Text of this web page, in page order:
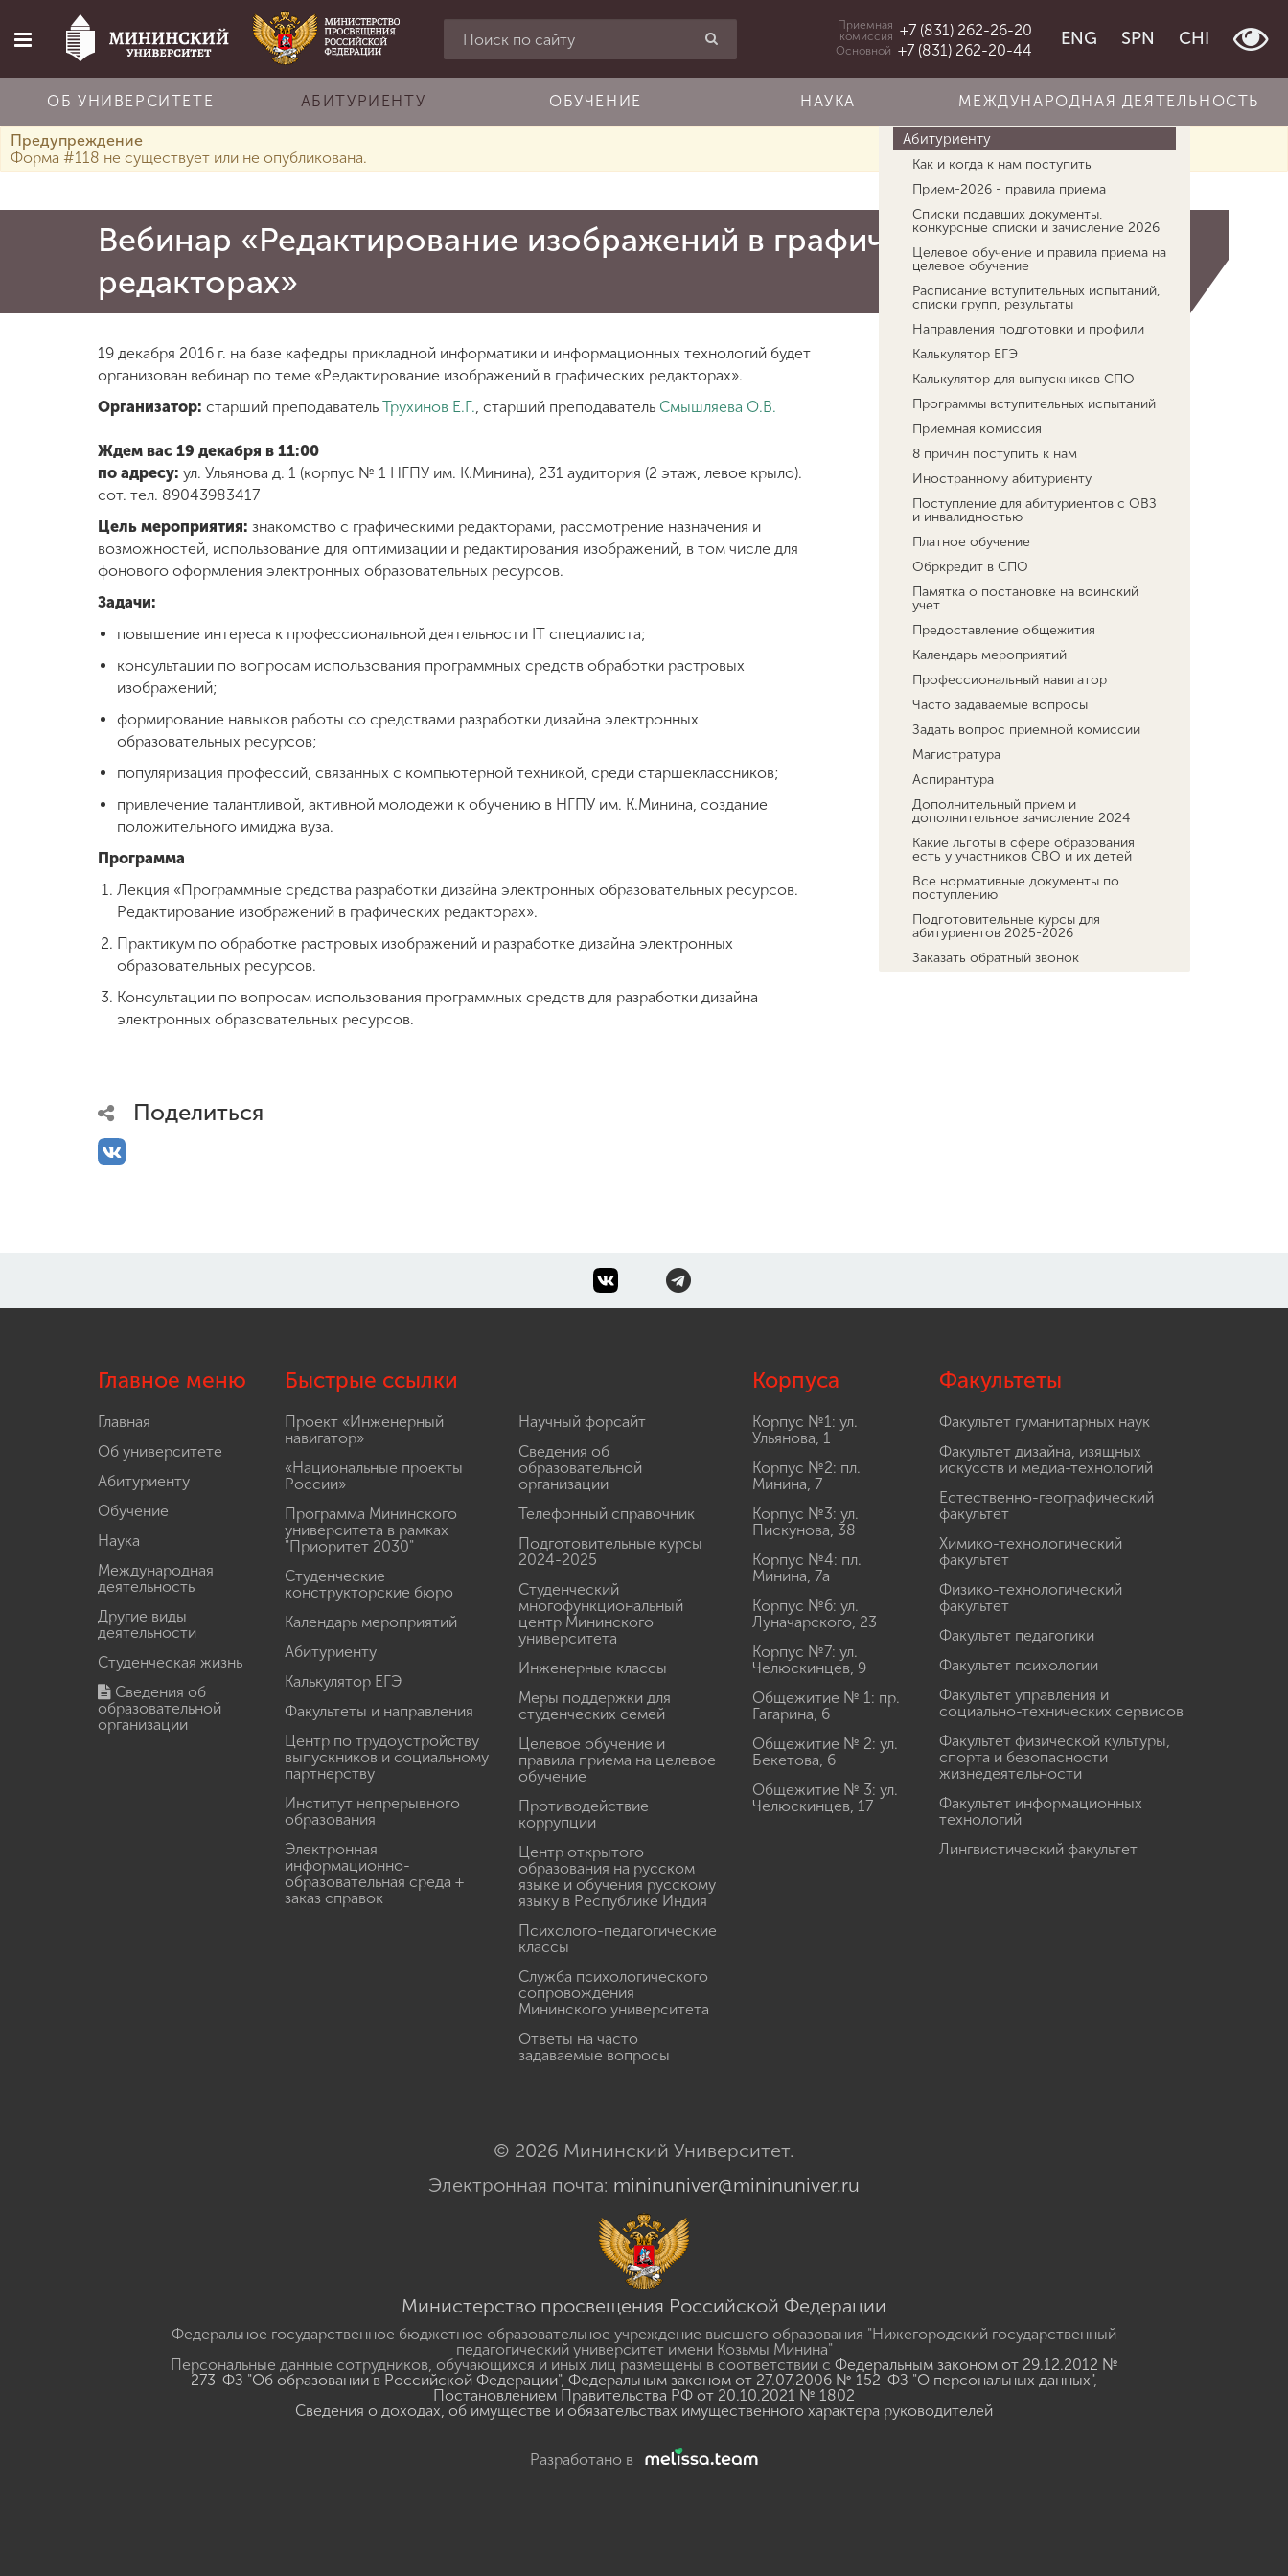
Главная
Абитуриенту
Обучение
Наука
Международная
деятельность
Другие виды
деятельности
жизнь
образовательной
организации
Приемная
комиссия
Приемная
комиссия +7 (831) 262-26-20
Основной +7 (831) 262-20-44
ENG SPN CHI
ОБ УНИВЕРСИТЕТЕ АБИТУРИЕНТУ ОБУЧЕНИЕ НАУКА МЕЖДУНАРОДНАЯ ДЕЯТЕЛЬНОСТЬ
Предупреждение
Форма #118 не существует или не опубликована.
Вебинар «Редактирование изображений в графических
редакторах»
19 декабря 2016 г. на базе кафедры прикладной информатики и информационных технологий будет
организован вебинар по теме «Редактирование изображений в графических редакторах».
Организатор: старший преподаватель Трухинов Е.Г., старший преподаватель Смышляева О.В.
Ждем вас 19 декабря в 11:00
по адресу: ул. Ульянова д. 1 (корпус № 1 НГПУ им. К.Минина), 231 аудитория (2 этаж, левое крыло).
сот. тел. 89043983417
Цель мероприятия: знакомство с графическими редакторами, рассмотрение назначения и
возможностей, использование для оптимизации и редактирования изображений, в том числе для
фонового оформления электронных образовательных ресурсов.
Задачи:
повышение интереса к профессиональной деятельности IT специалиста;
консультации по вопросам использования программных средств обработки растровых
изображений;
формирование навыков работы со средствами разработки дизайна электронных
образовательных ресурсов;
популяризация профессий, связанных с компьютерной техникой, среди старшеклассников;
привлечение талантливой, активной молодежи к обучению в НГПУ им. К.Минина, создание
положительного имиджа вуза.
Программа
Лекция «Программные средства разработки дизайна электронных образовательных ресурсов.
Редактирование изображений в графических редакторах».
Практикум по обработке растровых изображений и разработке дизайна электронных
образовательных ресурсов.
Консультации по вопросам использования программных средств для разработки дизайна
электронных образовательных ресурсов.
Поделиться
Об университете
Абитуриенту
Как и когда к нам поступить
Прием-2026 - правила приема
Списки подавших документы,
конкурсные списки и зачисление 2026
Целевое обучение и правила приема на
целевое обучение
Расписание вступительных испытаний,
списки групп, результаты
Направления подготовки и профили
Калькулятор ЕГЭ
Калькулятор для выпускников СПО
Программы вступительных испытаний
Приемная комиссия
8 причин поступить к нам
Иностранному абитуриенту
Поступление для абитуриентов с ОВЗ
и инвалидностью
Платное обучение
Обркредит в СПО
Памятка о постановке на воинский
учет
Предоставление общежития
Календарь мероприятий
Профессиональный навигатор
Часто задаваемые вопросы
Задать вопрос приемной комиссии
Магистратура
Аспирантура
Дополнительный прием и
дополнительное зачисление 2024
Какие льготы в сфере образования
есть у участников СВО и их детей
Все нормативные документы по
поступлению
Подготовительные курсы для
абитуриентов 2025-2026
Заказать обратный звонок
Главное меню
Главная
Об университете
Абитуриенту
Обучение
Наука
Международная
деятельность
Другие виды
деятельности
Студенческая жизнь
Сведения об
образовательной
организации
Быстрые ссылки
Проект «Инженерный
навигатор»
«Национальные проекты
России»
Программа Мининского
университета в рамках
"Приоритет 2030"
Студенческие
конструкторские бюро
Календарь мероприятий
Абитуриенту
Калькулятор ЕГЭ
Факультеты и направления
Центр по трудоустройству
выпускников и социальному
партнерству
Институт непрерывного
образования
Электронная
информационно-
образовательная среда +
заказ справок
Научный форсайт
Сведения об
образовательной
организации
Телефонный справочник
Подготовительные курсы
2024-2025
Студенческий
многофункциональный
центр Мининского
университета
Инженерные классы
Меры поддержки для
студенческих семей
Целевое обучение и
правила приема на целевое
обучение
Противодействие
коррупции
Центр открытого
образования на русском
языке и обучения русскому
языку в Республике Индия
Психолого-педагогические
классы
Служба психологического
сопровождения
Мининского университета
Ответы на часто
задаваемые вопросы
Корпуса
Корпус №1: ул.
Ульянова, 1
Корпус №2: пл.
Минина, 7
Корпус №3: ул.
Пискунова, 38
Корпус №4: пл.
Минина, 7а
Корпус №6: ул.
Луначарского, 23
Корпус №7: ул.
Челюскинцев, 9
Общежитие № 1: пр.
Гагарина, 6
Общежитие № 2: ул.
Бекетова, 6
Общежитие № 3: ул.
Челюскинцев, 17
Факультеты
Факультет гуманитарных наук
Факультет дизайна, изящных
искусств и медиа-технологий
Естественно-географический
факультет
Химико-технологический
факультет
Физико-технологический
факультет
Факультет педагогики
Факультет психологии
Факультет управления и
социально-технических сервисов
Факультет физической культуры,
спорта и безопасности
жизнедеятельности
Факультет информационных
технологий
Лингвистический факультет
© 2026 Мининский Университет.
Электронная почта: mininuniver@mininuniver.ru
Министерство просвещения Российской Федерации
Федеральное государственное бюджетное образовательное учреждение высшего образования "Нижегородский государственный
педагогический университет имени Козьмы Минина"
Персональные данные сотрудников, обучающихся и иных лиц размещены в соответствии с Федеральным законом от 29.12.2012 №
273-ФЗ "Об образовании в Российской Федерации", Федеральным законом от 27.07.2006 № 152-ФЗ "О персональных данных",
Постановлением Правительства РФ от 20.10.2021 № 1802
Сведения о доходах, об имуществе и обязательствах имущественного характера руководителей
Разработано в